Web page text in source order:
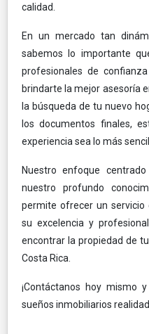
calidad.
En un mercado tan
sabemos lo importante
profesionales de
brindarte la mejor asesoría
la búsqueda de tu nuevo
los documentos finales,
experiencia sea lo más
Nuestro enfoque
nuestro profundo
permite ofrecer un servicio
su excelencia y
encontrar la propiedad de
Costa Rica.
¡Contáctanos hoy mismo
sueños inmobiliarios